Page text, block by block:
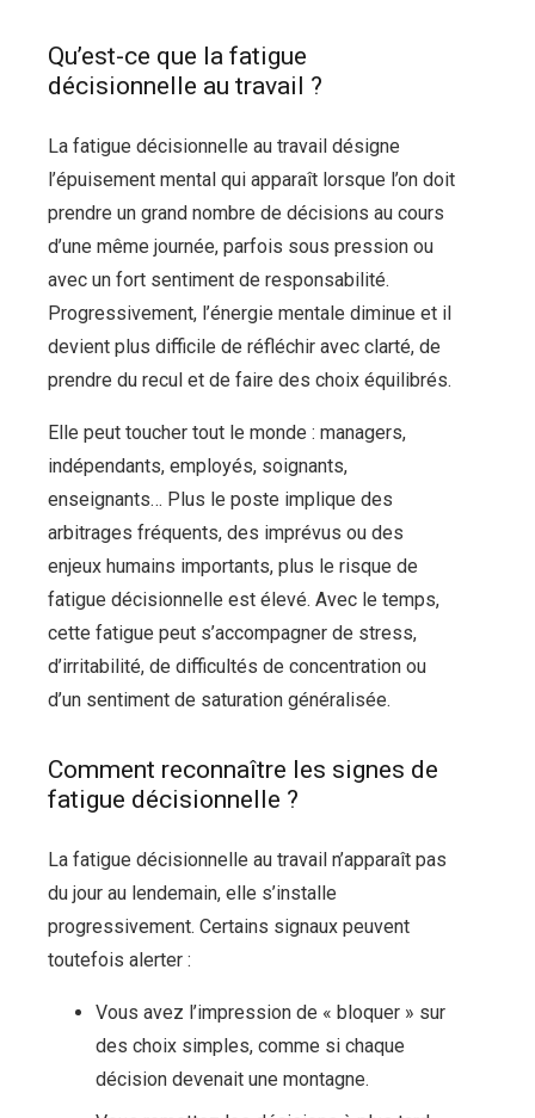
Qu’est-ce que la fatigue
décisionnelle au travail ?
La fatigue décisionnelle au travail désigne
l’épuisement mental qui apparaît lorsque l’on doit
prendre un grand nombre de décisions au cours
d’une même journée, parfois sous pression ou
avec un fort sentiment de responsabilité.
Progressivement, l’énergie mentale diminue et il
devient plus difficile de réfléchir avec clarté, de
prendre du recul et de faire des choix équilibrés.
Elle peut toucher tout le monde : managers,
indépendants, employés, soignants,
enseignants… Plus le poste implique des
arbitrages fréquents, des imprévus ou des
enjeux humains importants, plus le risque de
fatigue décisionnelle est élevé. Avec le temps,
cette fatigue peut s’accompagner de stress,
d’irritabilité, de difficultés de concentration ou
d’un sentiment de saturation généralisée.
Comment reconnaître les signes de
fatigue décisionnelle ?
La fatigue décisionnelle au travail n’apparaît pas
du jour au lendemain, elle s’installe
progressivement. Certains signaux peuvent
toutefois alerter :
Vous avez l’impression de « bloquer » sur
des choix simples, comme si chaque
décision devenait une montagne.